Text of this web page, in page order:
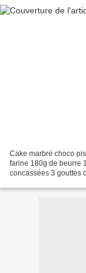
Cake marbré choco
farine 180g de beurre
concassées 3 gouttes